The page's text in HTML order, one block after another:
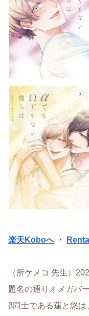
楽天Koboへ・
（所ケメコ 先生）
題名の通りオメガバ
β同士である蓮と悠